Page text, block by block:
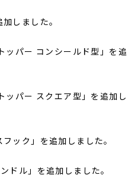
しました。
ッパー コンシールド型」を追
ッパー スクエア型」を追加し
ック」を追加しました。
ドル」を追加しました。